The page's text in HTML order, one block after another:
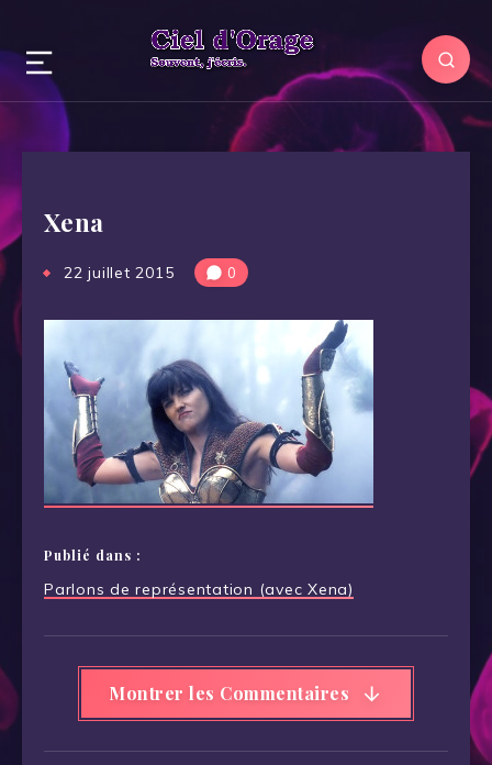
Xena
22 juillet 2015 0
Publié dans :
Navigation
Parlons de représentation (avec Xena)
Montrer les Commentaires